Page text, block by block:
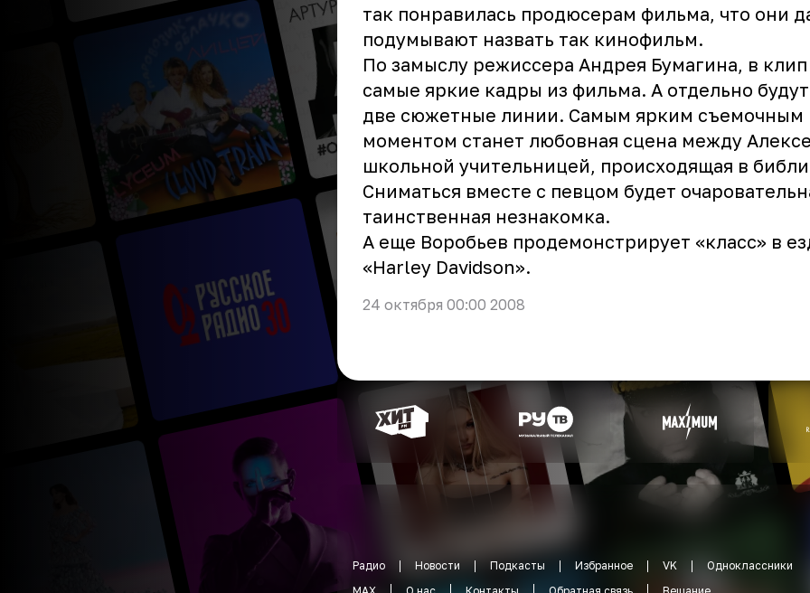
так понравилась продюсерам фильма, что они
подумывают назвать так кинофильм.
По замыслу режиссера Андрея Бумагина, в
самые яркие кадры из фильма. А отдельно
две сюжетные линии. Самым ярким съемочным
моментом станет любовная сцена между
школьной учительницей, происходящая в
Сниматься вместе с певцом будет
таинственная незнакомка.
А еще Воробьев продемонстрирует «класс» в
«Harley Davidson».
24 октября 00:00 2008
Радио Новости Подкасты Избранное VK
Одноклассники